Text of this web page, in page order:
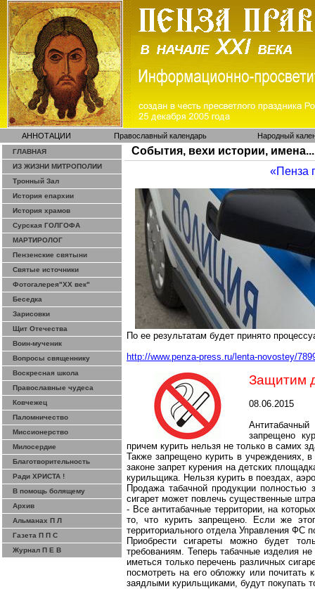
АННОТАЦИИ Православный календарь Народный
ГЛАВНАЯ
ИЗ ЖИЗНИ МИТРОПОЛИИ
Тронный Зал
История епархии
История храмов
Сурская ГОЛГОФА
МАРТИРОЛОГ
Пензенские святыни
Святые источники
Фотогалерея"ХХ век"
Беседка
Зарисовки
Щит Отечества
Воин-мученик
Вопросы священнику
Воскресная школа
Православные чудеса
Ковчежец
Паломничество
Миссионерство
Милосердие
Благотворительность
Ради ХРИСТА !
В помощь болящему
Архив
Альманах П Л
Газета П П С
Журнал П Е В
События, вехи истории, имена...
«Пенза
По ее результатам будет принято
http://www.penza-press.ru/lenta-novostey/
Защитим
08.06.2015
запрещено
причем курить нельзя не только в самих
Также запрещено курить в учреждениях,
законе запрет курения на детских
курильщика. Нельзя курить в поездах,
Продажа табачной продукции
сигарет может повлечь существенные
- Все антитабачные территории, на
то, что курить запрещено. Если же
территориального отдела Управления ФС
Приобрести сигареты можно будет
требованиям. Теперь табачные изделия
иметься только перечень различных
посмотреть на его обложку или
заядлыми курильщиками, будут покупать